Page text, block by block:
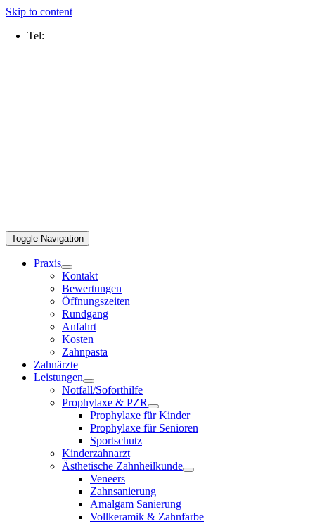
Skip to content
Tel:
Toggle Navigation
Praxis
Kontakt
Bewertungen
Öffnungszeiten
Rundgang
Anfahrt
Kosten
Zahnpasta
Zahnärzte
Leistungen
Notfall/Soforthilfe
Prophylaxe & PZR
Prophylaxe für Kinder
Prophylaxe für Senioren
Sportschutz
Kinderzahnarzt
Ästhetische Zahnheilkunde
Veneers
Zahnsanierung
Amalgam Sanierung
Vollkeramik & Zahnfarbe